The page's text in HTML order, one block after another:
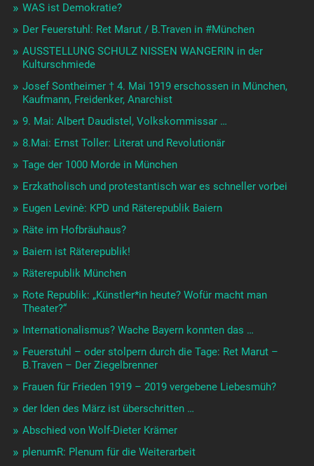
WAS ist Demokratie?
Der Feuerstuhl: Ret Marut / B.Traven in #München
AUSSTELLUNG SCHULZ NISSEN WANGERIN in der
Kulturschmiede
Josef Sontheimer † 4. Mai 1919 erschossen in München,
Kaufmann, Freidenker, Anarchist
9. Mai: Albert Daudistel, Volkskommissar …
8.Mai: Ernst Toller: Literat und Revolutionär
Tage der 1000 Morde in München
Erzkatholisch und protestantisch war es schneller vorbei
Eugen Levinè: KPD und Räterepublik Baiern
Räte im Hofbräuhaus?
Baiern ist Räterepublik!
Räterepublik München
Rote Republik: „Künstler*in heute? Wofür macht man
Theater?“
Internationalismus? Wache Bayern konnten das …
Feuerstuhl – oder stolpern durch die Tage: Ret Marut –
B.Traven – Der Ziegelbrenner
Frauen für Frieden 1919 – 2019 vergebene Liebesmüh?
der Iden des März ist überschritten …
Abschied von Wolf-Dieter Krämer
plenumR: Plenum für die Weiterarbeit